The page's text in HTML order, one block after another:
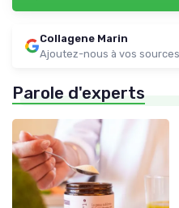
Collagene Marin
Ajoutez-nous à vos
Parole d'experts